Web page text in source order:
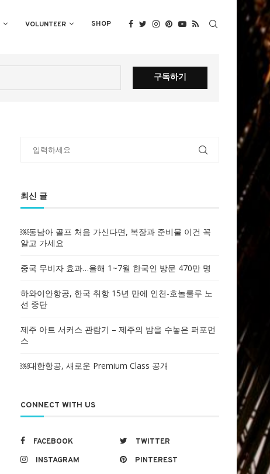
VOLUNTEER SHOP
최신 글
￼동남아 골프 처음 가신다면, 복장과 준비물 이건 꼭
알고 가세요
중국 무비자 효과…올해 1~7월 한국인 방문 470만 명
하와이안항공, 한국 취항 15년 만에 인천-호놀룰루 노
선 중단
제주 아트 서커스 관람기 – 제주의 밤을 수놓은 퍼포먼
스
￼대한항공, 새로운 Premium Class 공개
CONNECT WITH US
FACEBOOK
TWITTER
INSTAGRAM
PINTEREST